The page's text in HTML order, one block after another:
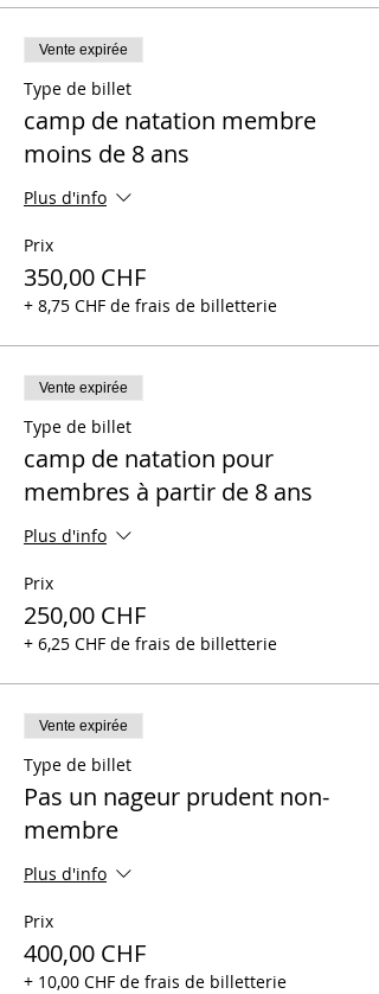
Vente expirée
Type de billet
camp de natation membre
moins de 8 ans
Plus d'info
Prix
350,00 CHF
+ 8,75 CHF de frais de billetterie
Vente expirée
Type de billet
camp de natation pour
membres à partir de 8 ans
Plus d'info
Prix
250,00 CHF
+ 6,25 CHF de frais de billetterie
Vente expirée
Type de billet
Pas un nageur prudent non-
membre
Plus d'info
Prix
400,00 CHF
+ 10,00 CHF de frais de billetterie